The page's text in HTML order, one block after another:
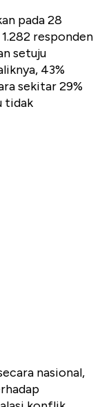
pada 28
responden
setuju
43%
sekitar 29%
tidak
nasional,